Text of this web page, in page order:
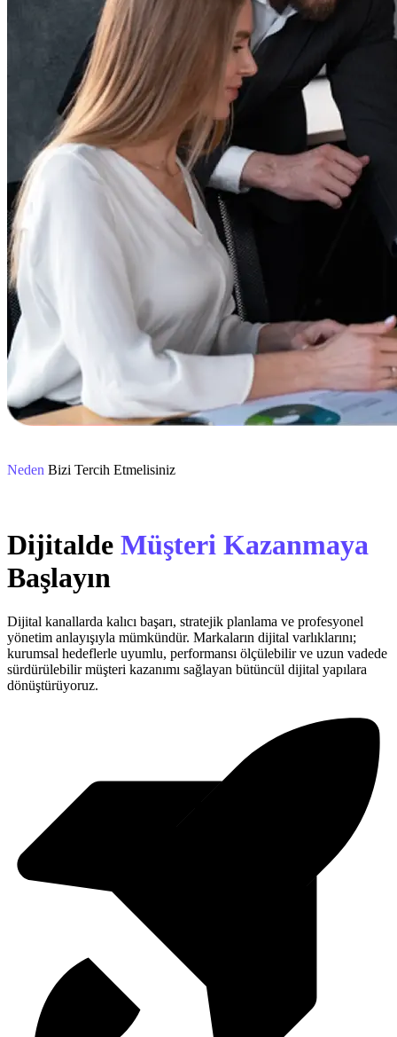
Neden Bizi Tercih Etmelisiniz
Dijitalde Müşteri Kazanmaya
Başlayın
Dijital kanallarda kalıcı başarı, stratejik planlama ve profesyonel
yönetim anlayışıyla mümkündür. Markaların dijital varlıklarını;
kurumsal hedeflerle uyumlu, performansı ölçülebilir ve uzun vadede
sürdürülebilir müşteri kazanımı sağlayan bütüncül dijital yapılara
dönüştürüyoruz.